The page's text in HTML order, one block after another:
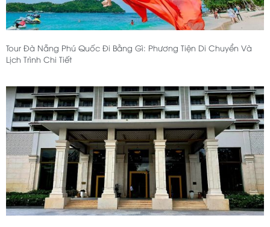
Tour Đà Nẵng Phú Quốc Đi Bằng Gì: Phương Tiện Di Chuyển Và
Lịch Trình Chi Tiết